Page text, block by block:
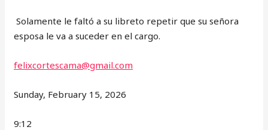
Solamente le faltó a su libreto repetir que su señora
esposa le va a suceder en el cargo.
felixcortescama@gmail.com
Sunday, February 15, 2026
9:12